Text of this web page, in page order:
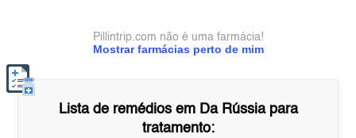
Mostrar farmácias perto de mim
Pillintrip.com não é uma farmácia!
Lista de remédios em Da Rússiapara
tratamento: